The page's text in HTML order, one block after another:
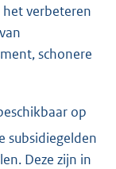
verbeteren
schonere
op
subsidiegelden
Deze zijn in